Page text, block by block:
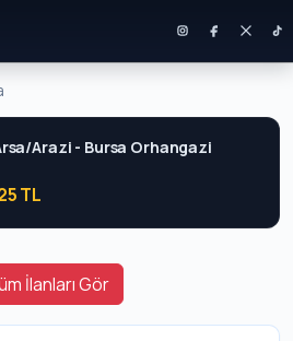
Arazi - Bursa Orhangazi
TL
İlanları Gör